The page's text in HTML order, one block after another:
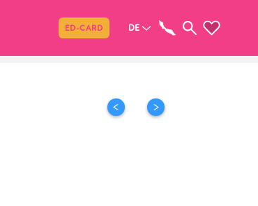
ED-CARD DE Teilen